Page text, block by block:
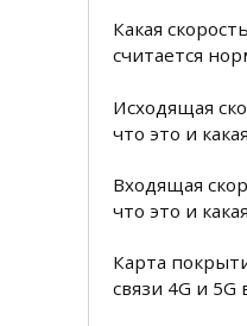
Какая
считается
Исходящая
что это и
Входящая
что это и
Карта
связи 4G и 5G